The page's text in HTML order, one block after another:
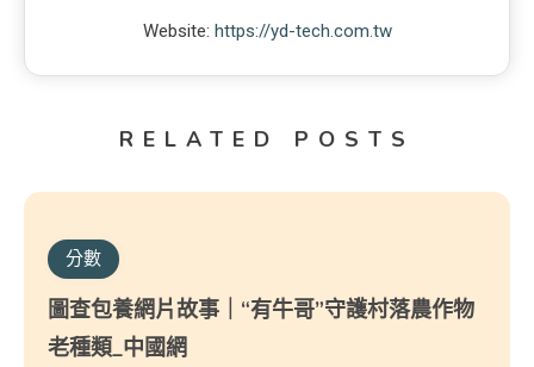
Website: https://yd-tech.com.tw
RELATED POSTS
分數
圖查包養網片故事｜“有牛哥”守護村落農作物
老種類_中國網